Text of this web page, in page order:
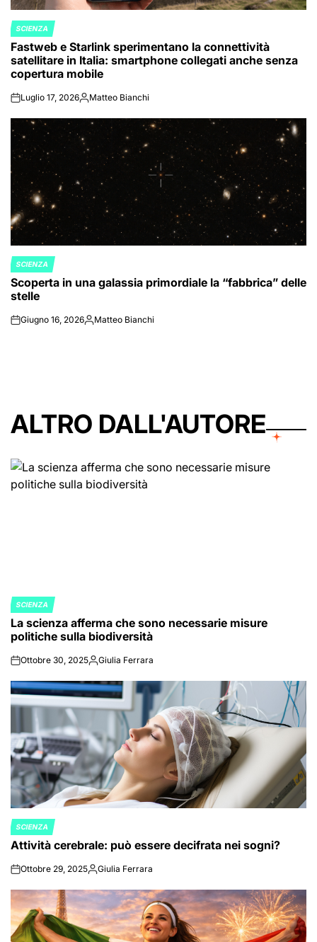
POSTED
IN
SCIENZA
Fastweb e Starlink sperimentano la connettività
satellitare in Italia: smartphone collegati anche senza
copertura mobile
onLuglio 17, 2026Posted
Matteo Bianchi
POSTED
IN
SCIENZA
Scoperta in una galassia primordiale la “fabbrica” delle
stelle
onGiugno 16, 2026Posted
Matteo Bianchi
ALTRO DALL'AUTORE
POSTED
IN
SCIENZA
La scienza afferma che sono necessarie misure
politiche sulla biodiversità
onOttobre 30, 2025Posted
Giulia Ferrara
POSTED
IN
SCIENZA
Attività cerebrale: può essere decifrata nei sogni?
onOttobre 29, 2025Posted
Giulia Ferrara